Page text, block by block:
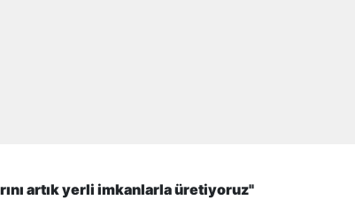
artık yerli imkanlarla üretiyoruz"